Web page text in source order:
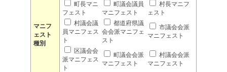
マニフ
ェスト
種別
町長マニ
フェスト
町議会議員
マニフェスト
村長マニフ
ェスト
村議会議
員マニフェス
ト
都道府県議
会会派マニフェ
スト
市議会会派
マニフェスト
区議会会
派マニフェス
ト
町議会会派
マニフェスト
村議会会派
マニフェスト